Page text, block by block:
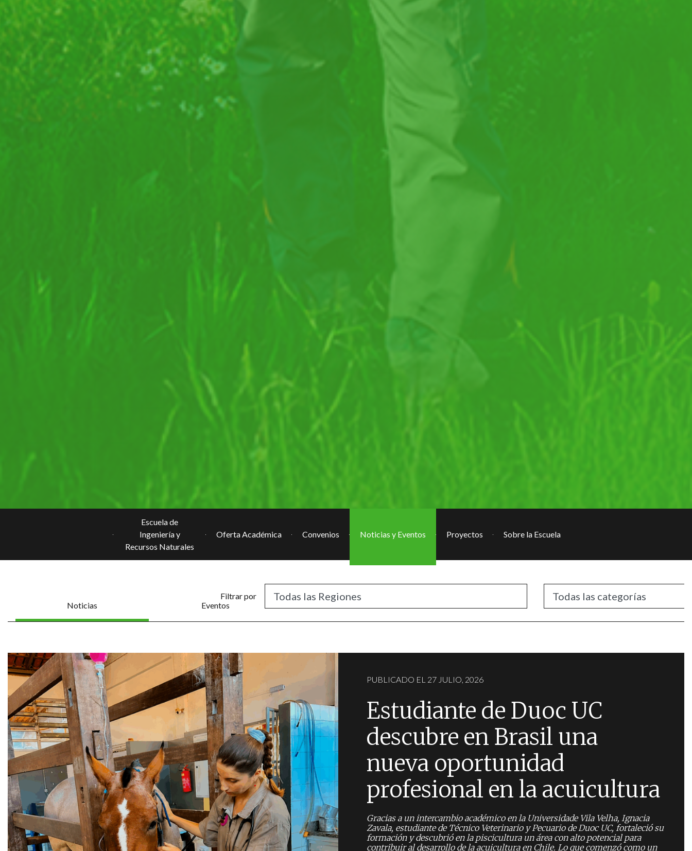
Escuela de
Ingeniería y
Recursos Naturales
Oferta Académica Convenios Noticias y Eventos Proyectos Sobre la Escuela
Noticias Eventos
Filtrar por
PUBLICADO EL 27 JULIO, 2026
Estudiante de Duoc UC
descubre en Brasil una
nueva oportunidad
profesional en la acuicultura
Gracias a un intercambio académico en la Universidade Vila Velha, Ignacia
Zavala, estudiante de Técnico Veterinario y Pecuario de Duoc UC, fortaleció su
formación y descubrió en la piscicultura un área con alto potencial para
contribuir al desarrollo de la acuicultura en Chile. Lo que comenzó como un